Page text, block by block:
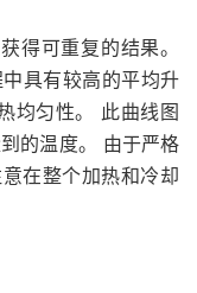
得可重复的结果。
具有较高的平均升
均匀性。 此曲线图
的温度。 由于严格
在整个加热和冷却